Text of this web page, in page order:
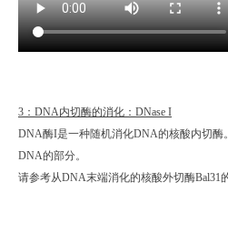
3：DNA内切酶的消化：DNase I
DNA酶I是一种随机消化DNA的核酸内切酶
DNA的部分。
请参考从DNA末端消化的核酸外切酶Bal31